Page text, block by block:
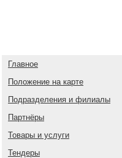
Главное
Положение на карте
Подразделения и филиалы
Партнёры
Товары и услуги
Тендеры